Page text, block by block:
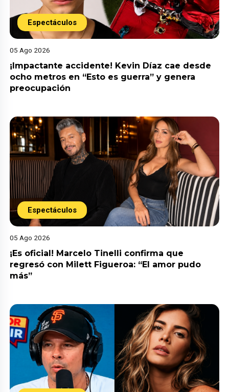
Espectáculos
05 Ago 2026
¡Impactante accidente! Kevin Díaz cae desde
ocho metros en “Esto es guerra” y genera
preocupación
Espectáculos
05 Ago 2026
¡Es oficial! Marcelo Tinelli confirma que
regresó con Milett Figueroa: “El amor pudo
más”